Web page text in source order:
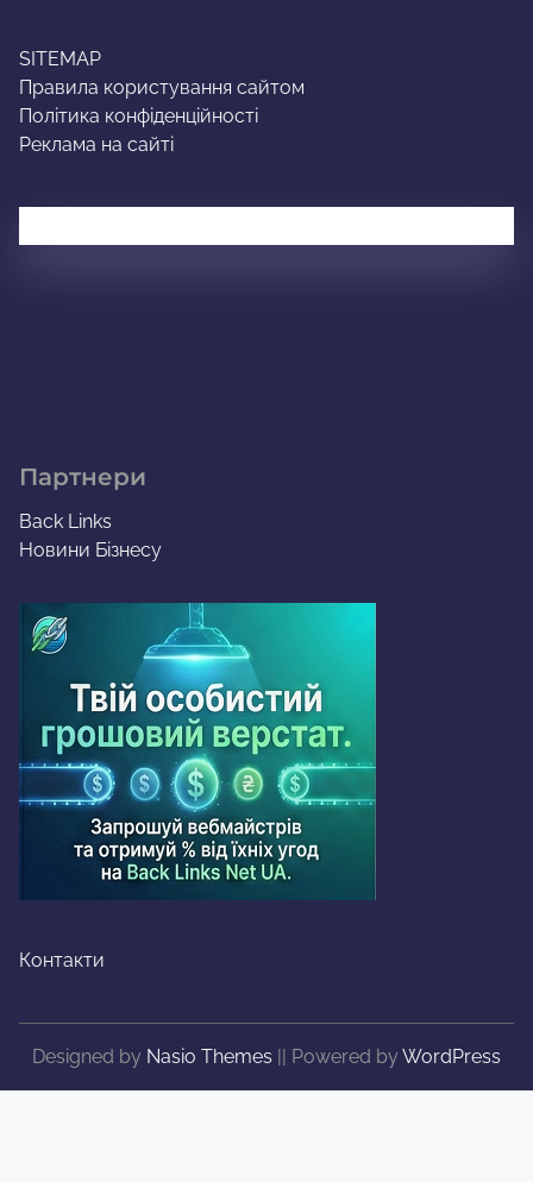
SITEMAP
Правила користування сайтом
Політика конфіденційності
Реклама на сайті
Партнери
Back Links
Новини Бізнесу
Контакти
Designed by Nasio Themes || Powered by WordPress